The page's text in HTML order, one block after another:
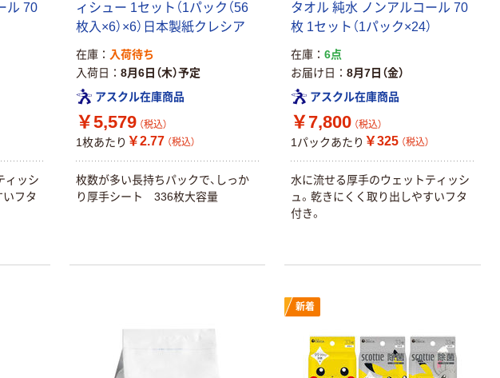
ル 70
ィッシ
いフタ
ィシュー 1セット（1パック（56
枚入×6）×6）日本製紙クレシア
在庫
入荷待ち
入荷日
8月6日（木）予定
アスクル在庫商品
￥5,579 （税込）
1枚あたり ￥2.77 （税込）
枚数が多い長持ちパックで、しっか
り厚手シート 336枚大容量
タオル 純水 ノンアルコール 70
枚 1セット（1パック×24）
在庫
6点
お届け日
8月7日（金）
アスクル在庫商品
￥7,800 （税込）
1パックあたり ￥325 （税込）
水に流せる厚手のウェットティッシ
ュ。乾きにくく取り出しやすいフタ
付き。
新着
スズラン 酒精綿
G バルクタイプ
指定医薬部外品
￥140~ （税込）
ティッシュペー
形 アルカリ乾
電池 北欧パッ
ケージ アスク
￥140~
【ガムテープ】ア
0.22mm 布テー
プ
オリジナル
コピー用紙 ア
スクル マルチ
ペーパー スーパ
ーホワイト+
￥149~ （税込）
ペーパータオル
企画 オリジナル
本気プライス